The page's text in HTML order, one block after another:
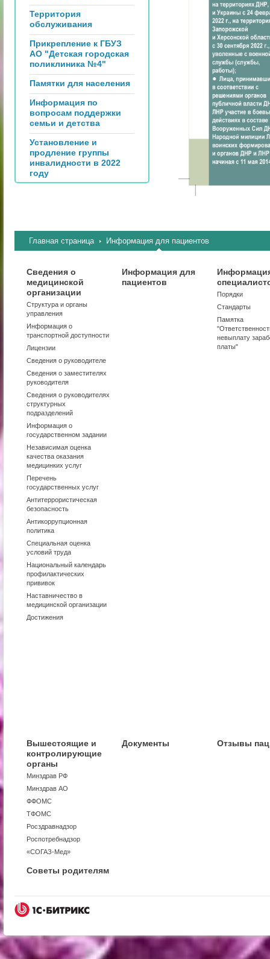
Территория
обслуживания
Прикрепление к ГБУЗ
АО "Детская городская
поликлиника №4"
Памятки для населения
Информация по
вопросам поддержки
семьи и детства
Установление и
продление группы
инвалидности в 2022
году
Главная страница Информация для пациентов
Сведения о
медицинской
организации
Структура и органы
управления
Информация о
транспортной доступности
Лицензии
Сведения о руководителе
Сведения о заместителях
руководителя
Сведения о руководителях
структурных
подразделений
Информация о
государственном задании
Независимая оценка
качества оказания
медицинких услуг
Перечень
государственных услуг
Антитеррористическая
безопасность
Антикоррупционная
политика
Специальная оценка
условий труда
Национальный календарь
профилактических
прививок
Наставничество в
медицинской организации
Достижения
Информация для
пациентов
Порядки
Стандарты
Памятка
невыплату
платы"
Вышестоящие и
контролирующие
органы
Минздрав РФ
Минздрав АО
ФФОМС
ТФОМС
Росздравнадзор
Роспотребнадзор
«СОГАЗ-Мед»
Документы Отзывы
Советы родителям